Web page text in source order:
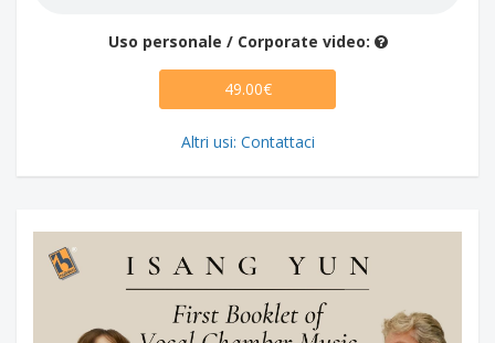
Uso personale / Corporate video:
49.00€
Altri usi: Contattaci